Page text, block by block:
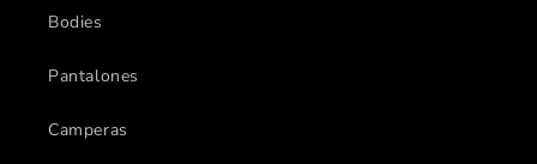
Bodies
Pantalones
Camperas